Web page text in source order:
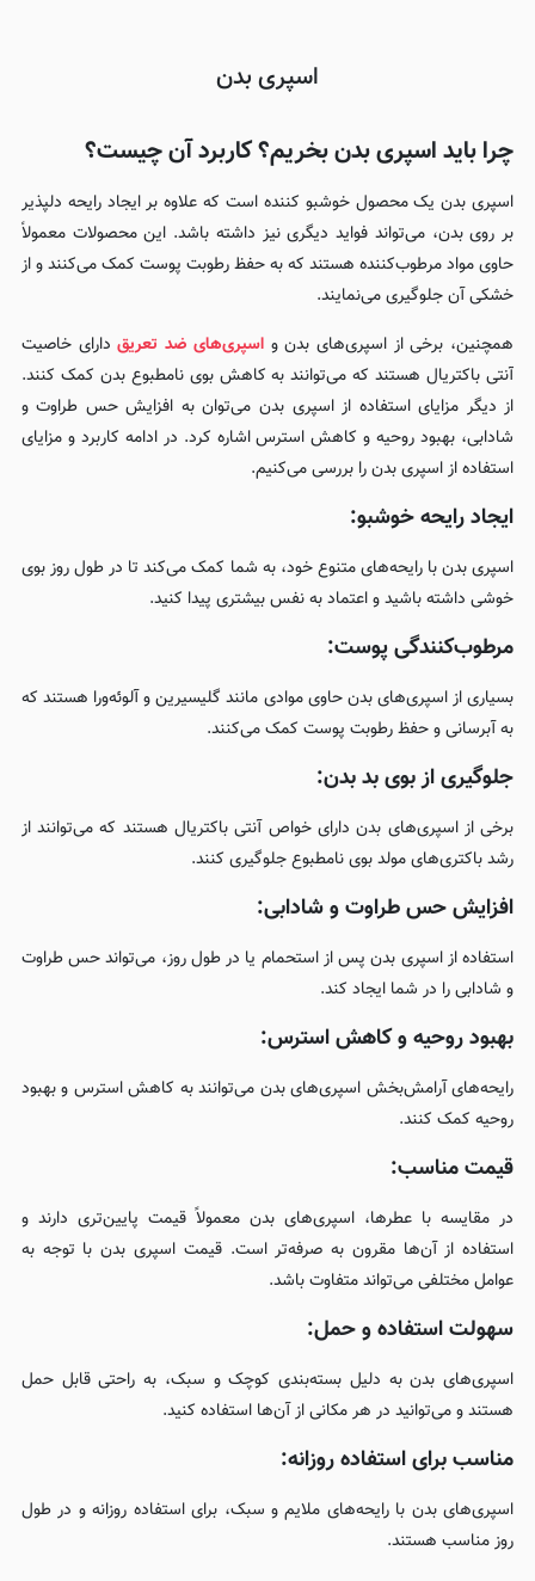
اسپری بدن
چرا باید اسپری بدن بخریم؟ کاربرد آن چیست؟
اسپری بدن یک محصول خوشبو کننده است که علاوه بر ایجاد رایحه دلپذیر
بر روی بدن، می‌تواند فواید دیگری نیز داشته باشد. این محصولات معمولاً
حاوی مواد مرطوب‌کننده هستند که به حفظ رطوبت پوست کمک می‌کنند و از
خشکی آن جلوگیری می‌نمایند.
همچنین، برخی از اسپری‌های بدن واسپری‌های ضد تعریقدارای خاصیت
آنتی باکتریال هستند که می‌توانند به کاهش بوی نامطبوع بدن کمک کنند.
از دیگر مزایای استفاده از اسپری بدن می‌توان به افزایش حس طراوت و
شادابی، بهبود روحیه و کاهش استرس اشاره کرد. در ادامه کاربرد و مزایای
استفاده از اسپری بدن را بررسی می‌کنیم.
ایجاد رایحه خوشبو:
اسپری بدن با رایحه‌های متنوع خود، به شما کمک می‌کند تا در طول روز بوی
خوشی داشته باشید و اعتماد به نفس بیشتری پیدا کنید.
مرطوب‌کنندگی پوست:
بسیاری از اسپری‌های بدن حاوی موادی مانند گلیسیرین و آلوئه‌ورا هستند که
به آبرسانی و حفظ رطوبت پوست کمک می‌کنند.
جلوگیری از بوی بد بدن:
برخی از اسپری‌های بدن دارای خواص آنتی باکتریال هستند که می‌توانند از
رشد باکتری‌های مولد بوی نامطبوع جلوگیری کنند.
افزایش حس طراوت و شادابی:
استفاده از اسپری بدن پس از استحمام یا در طول روز، می‌تواند حس طراوت
و شادابی را در شما ایجاد کند.
بهبود روحیه و کاهش استرس:
رایحه‌های آرامش‌بخش اسپری‌های بدن می‌توانند به کاهش استرس و بهبود
روحیه کمک کنند.
قیمت مناسب:
در مقایسه با عطرها، اسپری‌های بدن معمولاً قیمت پایین‌تری دارند و
استفاده از آن‌ها مقرون به صرفه‌تر است. قیمت اسپری بدن با توجه به
عوامل مختلفی می‌تواند متفاوت باشد.
سهولت استفاده و حمل:
اسپری‌های بدن به دلیل بسته‌بندی کوچک و سبک، به راحتی قابل حمل
هستند و می‌توانید در هر مکانی از آن‌ها استفاده کنید.
مناسب برای استفاده روزانه:
اسپری‌های بدن با رایحه‌های ملایم و سبک، برای استفاده روزانه و در طول
روز مناسب هستند.